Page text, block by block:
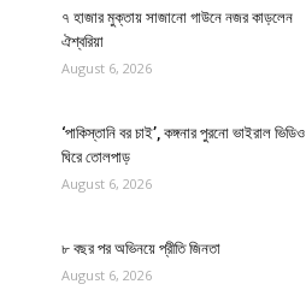
৭ হাজার মুক্তায় সাজানো গাউনে নজর কাড়লেন
ঐশ্বরিয়া
August 6, 2026
‘পাকিস্তানি বর চাই’, কঙ্গনার পুরনো ভাইরাল ভিডিও
ঘিরে তোলপাড়
August 6, 2026
৮ বছর পর অভিনয়ে প্রীতি জিনতা
August 6, 2026